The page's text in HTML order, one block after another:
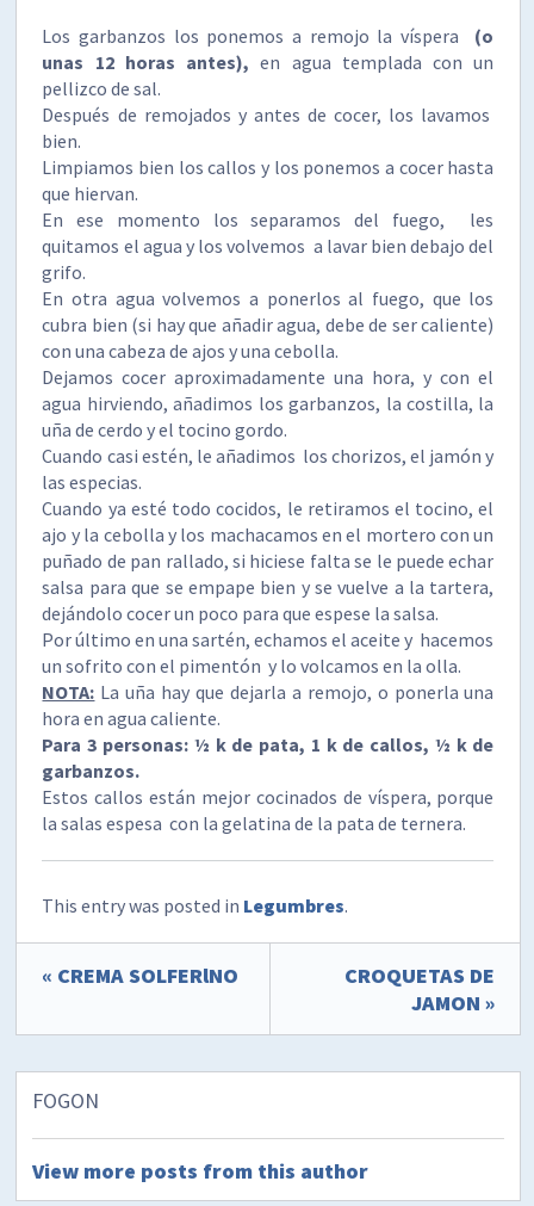
Los garbanzos los ponemos a remojo la víspera
(o
unas 12 horas antes), en agua templada con un
pellizco de sal.
Después de remojados y antes de cocer, los lavamos
bien.
Limpiamos bien los callos y los ponemos a cocer hasta
que hiervan.
En ese momento los separamos del fuego, les
quitamos el agua y los volvemos a lavar bien debajo del
grifo.
En otra agua volvemos a ponerlos al fuego, que los
cubra bien (si hay que añadir agua, debe de ser caliente)
con una cabeza de ajos y una cebolla.
Dejamos cocer aproximadamente una hora, y con el
agua hirviendo, añadimos los garbanzos, la costilla, la
uña de cerdo y el tocino gordo.
Cuando casi estén, le añadimos los chorizos, el jamón y
las especias.
Cuando ya esté todo cocidos, le retiramos el tocino, el
ajo y la cebolla y los machacamos en el mortero con un
puñado de pan rallado, si hiciese falta se le puede echar
salsa para que se empape bien y se vuelve a la tartera,
dejándolo cocer un poco para que espese la salsa.
Por último en una sartén, echamos el aceite y hacemos
un sofrito con el pimentón y lo volcamos en la olla.
NOTA: La uña hay que dejarla a remojo, o ponerla una
hora en agua caliente.
Para 3 personas: ½ k de pata, 1 k de callos, ½ k de
garbanzos.
Estos callos están mejor cocinados de víspera, porque
la salas espesa con la gelatina de la pata de ternera.
This entry was posted in Legumbres.
« CREMA SOLFERlNO
CROQUETAS DE
JAMON »
FOGON
View more posts from this author